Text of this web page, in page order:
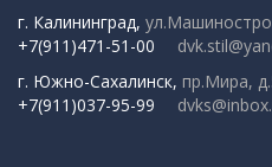
г. Калининград,
+7(911)471-51-00
г. Южно-Сахалинск, пр.Мира,
+7(911)037-95-99